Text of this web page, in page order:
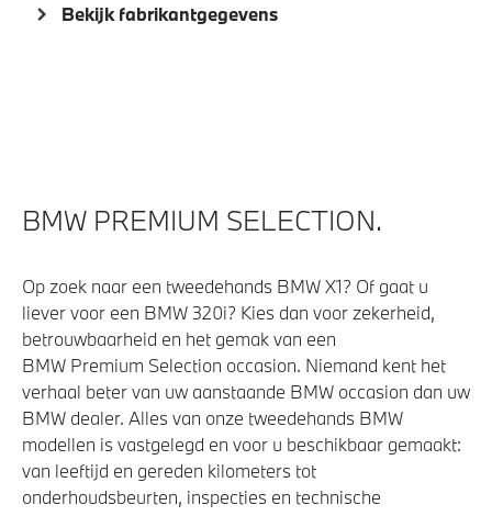
Passagiersairbag
Bekijk fabrikantgegevens
BMW PREMIUM SELECTION.
Op zoek naar een tweedehands BMW X1? Of gaat u
liever voor een BMW 320i? Kies dan voor zekerheid,
betrouwbaarheid en het gemak van een
BMW Premium Selection occasion. Niemand kent het
verhaal beter van uw aanstaande BMW occasion dan uw
BMW dealer. Alles van onze tweedehands BMW
modellen is vastgelegd en voor u beschikbaar gemaakt:
van leeftijd en gereden kilometers tot
onderhoudsbeurten, inspecties en technische